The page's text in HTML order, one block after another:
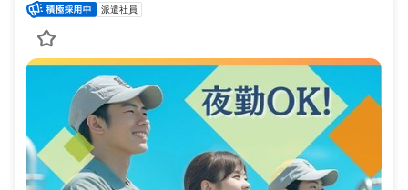
派遣社員